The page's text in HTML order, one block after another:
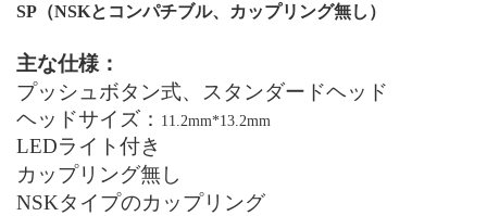
SP（NSKとコンパチブル、カップリング無し ）
主な仕様：
プッシュボタン式、スタンダードヘッド
ヘッドサイズ： 11.2mm*13.2mm
LEDライト付き
カップリング無し
NSKタイプのカップリング